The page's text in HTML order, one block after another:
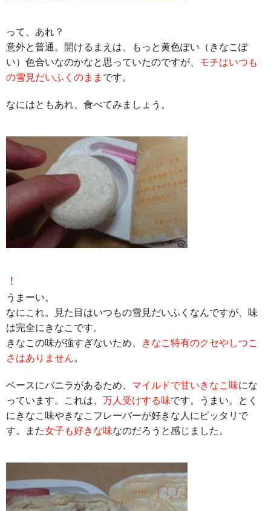
って、あれ？
意外と普通。開けるまえは、もっと黄色ぽい（きなこぽ
い）色合いなのかなと思っていたのですが、 モチはいつも
の雪見だいふくのまま です。
なにはともあれ、食べてみましょう。
！
うまーい。
なにこれ。見た目はいつもの雪見だいふくなんですが、味
は完全にきなこです。
きなこの味が強すぎないため、
きなこ特有のクセやしつこ
さはありません。
ベースにバニラがあるため、 マイルドで甘いきなこ味にな
っています。これは、 万人受けする味です。うまい。とく
にきなこ味やきなこフレーバーが好きな人にピッタリで
す。また女子も好きな味なのだろうと感じました。